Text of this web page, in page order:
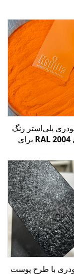
پلی‌استر رنگ
نارنجی RAL 2004 برای
فلزی
با طرح پوست